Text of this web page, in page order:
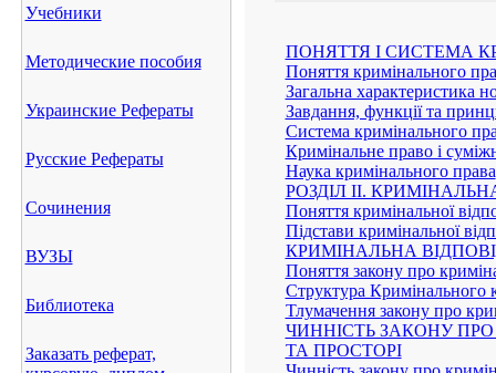
Учебники
Методические пособия
Украинские Рефераты
Русские Рефераты
Сочинения
ВУЗЫ
Библиотека
Заказать реферат,
ПОНЯТТЯ І СИСТЕМА
Поняття кримінального
Загальна характеристика
Завдання, функції та
Система кримінального
Кримінальне право і
Наука кримінального права
РОЗДІЛ II.
Поняття кримінальної
Підстави кримінальної
КРИМІНАЛЬНА
Поняття закону про
Структура Кримінального
Тлумачення закону про
ЧИННІСТЬ ЗАКОНУ ПРО
ТА ПРОСТОРІ